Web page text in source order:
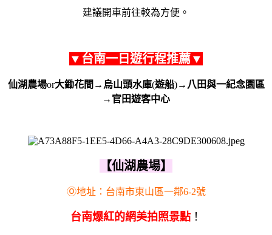
建議開車前往較為方便。
▼ 台南一日遊行程推薦▼
仙湖農場or大鋤花間 → 烏山頭水庫(遊船)→ 八田與一紀念園區
→ 官田遊客中心
【仙湖農場】
Ⓞ地址： 台南市東山區一鄰6-2號
台南爆紅的網美拍照景點 ！